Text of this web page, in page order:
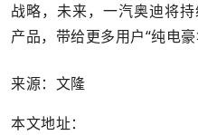
战略，未来，一汽奥迪将
产品，带给更多用户“纯电豪
来源：文隆
本文地址：